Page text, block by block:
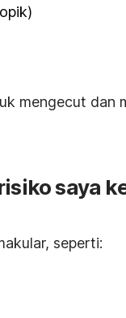
mengecut dan
saya
seperti: